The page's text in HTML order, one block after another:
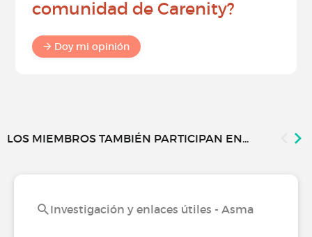
comunidad de Carenity?
Doy mi opinión
LOS MIEMBROS TAMBIÉN PARTICIPAN EN...
Investigación y enlaces útiles - Asma